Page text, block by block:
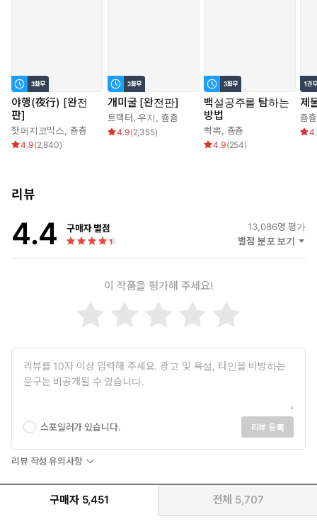
아 있었다.
“그대가 살고 싶다고 하세요. 그럼 눈감아 드릴 테니.”
숨 막히게 달콤한 유혹에 그녀의 얼굴이 일그러졌다.
야행(夜行) [완전
판]
핫퍼지코믹스, 춈춈
4.9(2,840)
개미굴 [완전판]
트랙터,우지, 춈춈
4.9(2,355)
백설공주를 탐하는
방법
삑뽁, 춈춈
4.9(254)
제
춈춈
리뷰
4.4 구매자 별점 13,086명 평가
별점 분포 보기
이 작품을 평가해 주세요!
스포일러가 있습니다. 리뷰 등록
리뷰 작성 유의사항
구매자 5,451 전체 5,707